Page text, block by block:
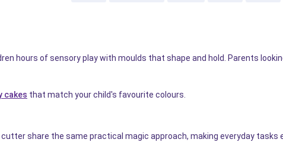
hours of sensory play with moulds that shape and hold. Parents
cakes that match your child's favourite colours.
share the same practical magic approach, making everyday tasks